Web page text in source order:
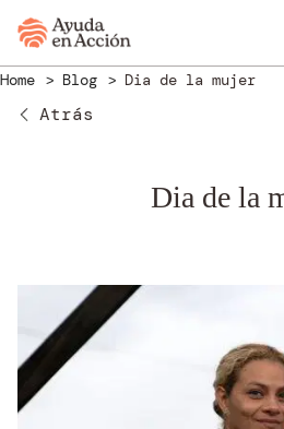
Home Blog Dia de la mujer
Atrás
Dia de la